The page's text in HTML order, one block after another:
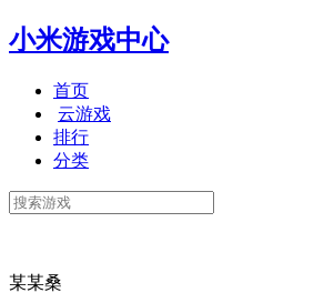
小米游戏中心
首页
云游戏
排行
分类
某某桑